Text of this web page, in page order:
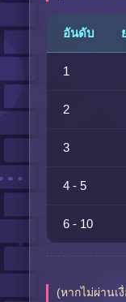
อันดับ
1
2
3
4 - 5
6 - 10
(หากไม่ผ่านเ